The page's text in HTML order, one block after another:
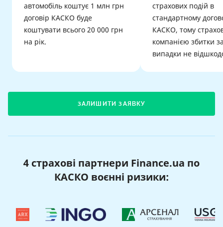
автомобіль коштує 1 млн грн
договір КАСКО буде
коштувати всього 20 000 грн
на рік.
страхових подій в
стандартному
КАСКО, тому
компанією збитки
випадки не
ЗАЛИШИТИ ЗАЯВКУ
4 страхові партнери Finance.ua по
КАСКО воєнні ризики: